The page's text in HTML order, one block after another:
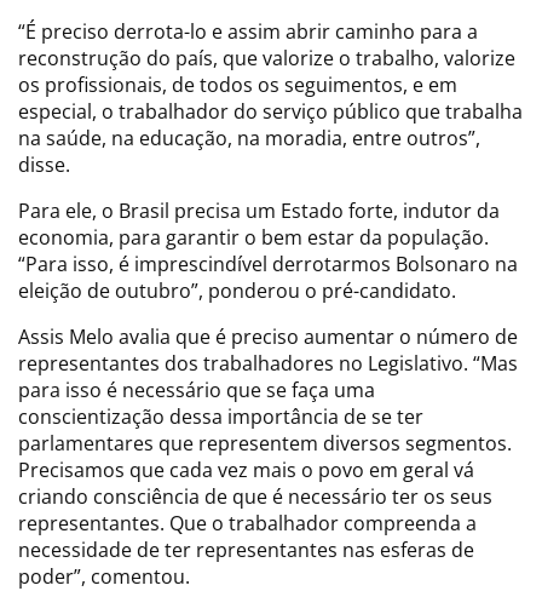
“É preciso derrota-lo e assim abrir caminho para a
reconstrução do país, que valorize o trabalho, valorize
os profissionais, de todos os seguimentos, e em
especial, o trabalhador do serviço público que trabalha
na saúde, na educação, na moradia, entre outros”,
disse.
Para ele, o Brasil precisa um Estado forte, indutor da
economia, para garantir o bem estar da população.
“Para isso, é imprescindível derrotarmos Bolsonaro na
eleição de outubro”, ponderou o pré-candidato.
Assis Melo avalia que é preciso aumentar o número de
representantes dos trabalhadores no Legislativo. “Mas
para isso é necessário que se faça uma
conscientização dessa importância de se ter
parlamentares que representem diversos segmentos.
Precisamos que cada vez mais o povo em geral vá
criando consciência de que é necessário ter os seus
representantes. Que o trabalhador compreenda a
necessidade de ter representantes nas esferas de
poder”, comentou.